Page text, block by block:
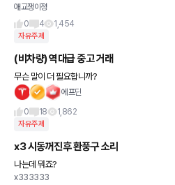
애교쟁이졍
0
4 1,454
자유주제
(비차량) 역대급 중고 거래
무슨 말이 더 필요합니까?
에프딘
0
18 1,862
자유주제
x3 시동꺼진후 환풍구 소리
나는데 뭐죠?
x333333